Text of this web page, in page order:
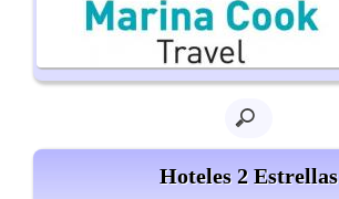
Hoteles 2 Estrellas